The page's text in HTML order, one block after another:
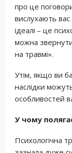
про це
вислухають
ідеалі – це
можна
на травмі».
Утім, якщо ви
наслідки
особливостей
У чому
Психологічна